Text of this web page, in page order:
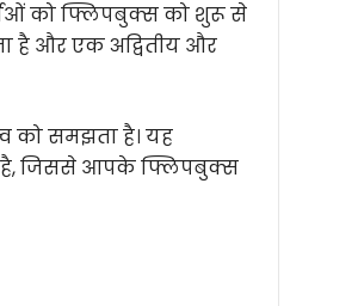
को फ्लिपबुक्स को शुरू से
है और एक अद्वितीय और
को समझता है। यह
है, जिससे आपके फ्लिपबुक्स